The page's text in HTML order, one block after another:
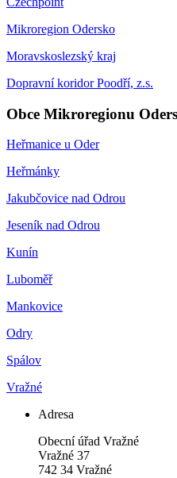
Mikroregion Odersko
Moravskoslezský kraj
Dopravní koridor Poodří, z.s.
Obce Mikroregionu
Heřmanice u Oder
Heřmánky
Jakubčovice nad Odrou
Jeseník nad Odrou
Kunín
Luboměř
Mankovice
Odry
Spálov
Vražné
Adresa
Obecní úřad Vražné
Vražné 37
742 34 Vražné